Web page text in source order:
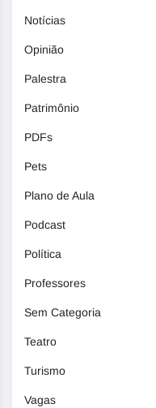
Notícias
Opinião
Palestra
Patrimônio
PDFs
Pets
Plano de Aula
Podcast
Política
Professores
Sem Categoria
Teatro
Turismo
Vagas